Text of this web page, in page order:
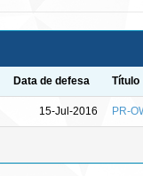
Data de defesa Título
15-Jul-2016 PR-